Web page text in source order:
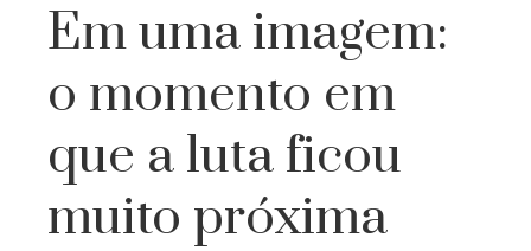
Em uma imagem:
o momento em
que a luta ficou
muito próxima